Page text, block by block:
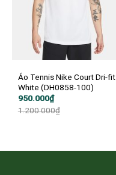
Áo Tennis Nike Court Dri-fit
White (DH0858-100)
1.200.000₫
Giá
là:
950.000₫
Giá
tại